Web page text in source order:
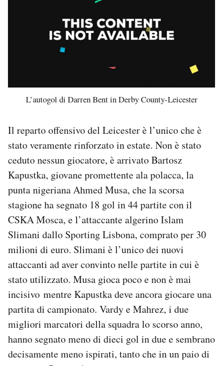
L’autogol di Darren Bent in Derby County-Leicester
Il reparto offensivo del Leicester è l’unico che è
stato veramente rinforzato in estate. Non è stato
ceduto nessun giocatore, è arrivato Bartosz
Kapustka, giovane promettente ala polacca, la
punta nigeriana Ahmed Musa, che la scorsa
stagione ha segnato 18 gol in 44 partite con il
CSKA Mosca, e l’attaccante algerino Islam
Slimani dallo Sporting Lisbona, comprato per 30
milioni di euro. Slimani è l’unico dei nuovi
attaccanti ad aver convinto nelle partite in cui è
stato utilizzato. Musa gioca poco e non è mai
incisivo mentre Kapustka deve ancora giocare una
partita di campionato. Vardy e Mahrez, i due
migliori marcatori della squadra lo scorso anno,
hanno segnato meno di dieci gol in due e sembrano
decisamente meno ispirati, tanto che in un paio di